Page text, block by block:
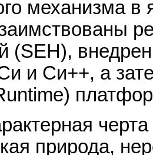
механизма
(SEH),
и Си++, а
природа,